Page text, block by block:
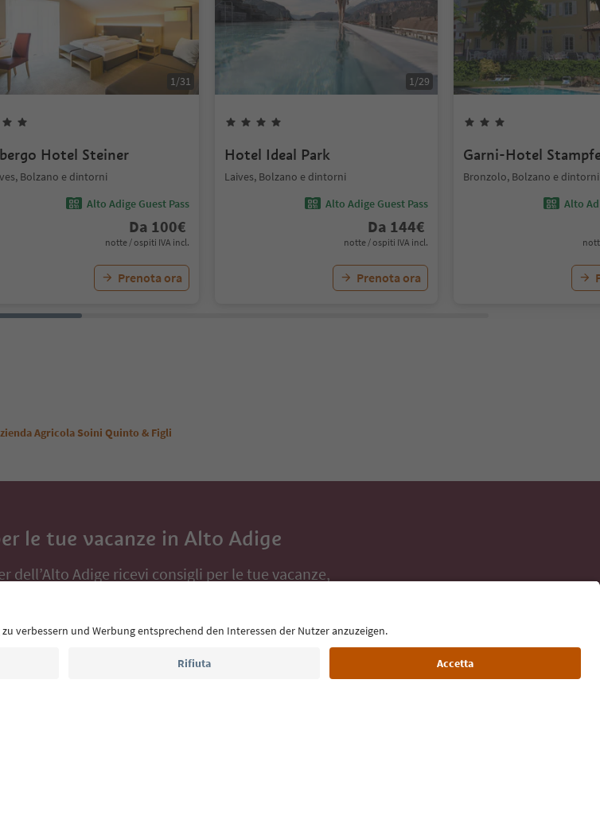
1/31
Hotel Steiner
Bolzano e dintorni
Alto Adige Guest Pass
Da 100€
notte / ospiti IVA incl.
Prenota ora
1/29
Hotel Ideal Park
Laives, Bolzano e dintorni
Alto Adige Guest Pass
Da 144€
notte / ospiti IVA incl.
Prenota ora
Garni-Hotel
Bronzolo, Bolzano e dintorni
Alto
Agricola Soini Quinto & Figli
le tue vacanze in Alto Adige
dell’Alto Adige ricevi consigli per le tue vacanze,